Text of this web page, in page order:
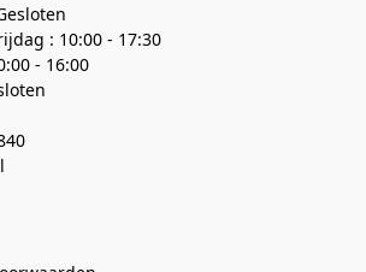
: 10:00 - 17:30
- 16:00